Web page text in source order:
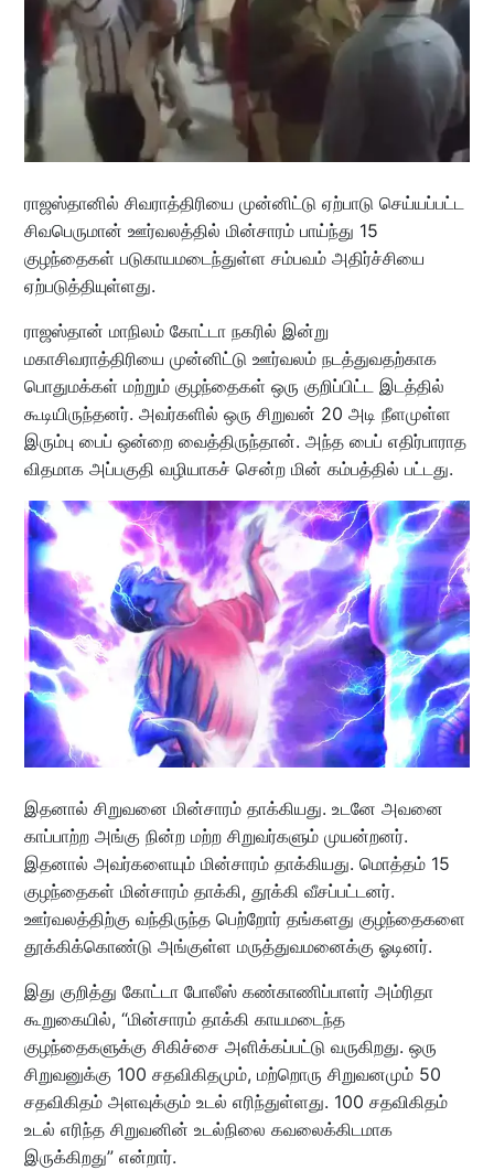
ராஜஸ்தானில் சிவராத்திரியை முன்னிட்டு ஏற்பாடு செய்யப்பட்ட
சிவபெருமான் ஊர்வலத்தில் மின்சாரம் பாய்ந்து 15
குழந்தைகள் படுகாயமடைந்துள்ள சம்பவம் அதிர்ச்சியை
ஏற்படுத்தியுள்ளது.
ராஜஸ்தான் மாநிலம் கோட்டா நகரில் இன்று
மகாசிவராத்திரியை முன்னிட்டு ஊர்வலம் நடத்துவதற்காக
பொதுமக்கள் மற்றும் குழந்தைகள் ஒரு குறிப்பிட்ட இடத்தில்
கூடியிருந்தனர். அவர்களில் ஒரு சிறுவன் 20 அடி நீளமுள்ள
இரும்பு பைப் ஒன்றை வைத்திருந்தான். அந்த பைப் எதிர்பாராத
விதமாக அப்பகுதி வழியாகச் சென்ற மின் கம்பத்தில் பட்டது.
இதனால் சிறுவனை மின்சாரம் தாக்கியது. உடனே அவனை
காப்பாற்ற அங்கு நின்ற மற்ற சிறுவர்களும் முயன்றனர்.
இதனால் அவர்களையும் மின்சாரம் தாக்கியது. மொத்தம் 15
குழந்தைகள் மின்சாரம் தாக்கி, தூக்கி வீசப்பட்டனர்.
ஊர்வலத்திற்கு வந்திருந்த பெற்றோர் தங்களது குழந்தைகளை
தூக்கிக்கொண்டு அங்குள்ள மருத்துவமனைக்கு ஓடினர்.
இது குறித்து கோட்டா போலீஸ் கண்காணிப்பாளர் அம்ரிதா
கூறுகையில், “மின்சாரம் தாக்கி காயமடைந்த
குழந்தைகளுக்கு சிகிச்சை அளிக்கப்பட்டு வருகிறது. ஒரு
சிறுவனுக்கு 100 சதவிகிதமும், மற்றொரு சிறுவனமும் 50
சதவிகிதம் அளவுக்கும் உடல் எரிந்துள்ளது. 100 சதவிகிதம்
உடல் எரிந்த சிறுவனின் உடல்நிலை கவலைக்கிடமாக
இருக்கிறது” என்றார்.